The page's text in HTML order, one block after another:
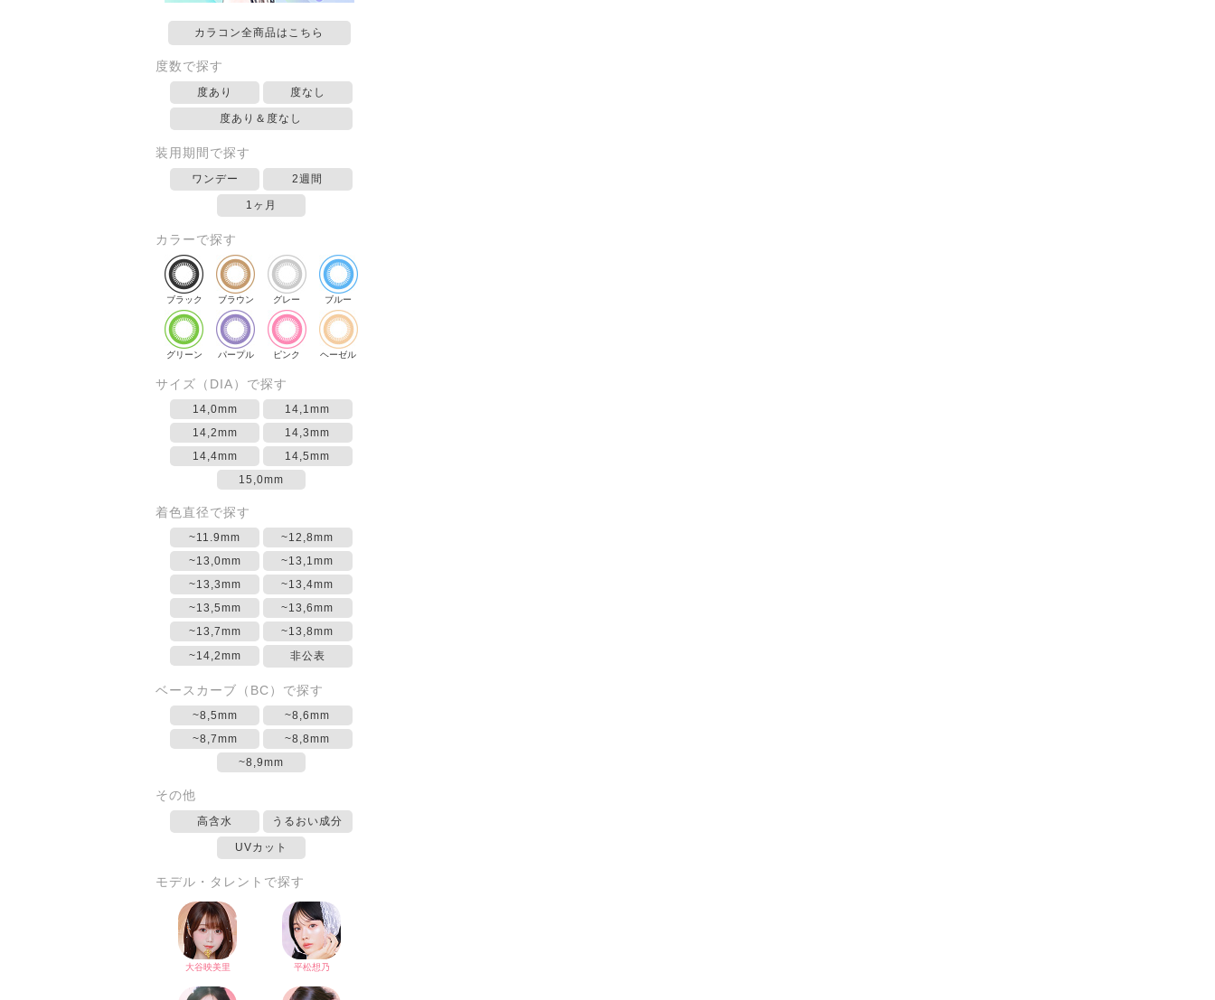
カラコン全商品はこちら
度数で探す
度あり 度なし
度あり＆度なし
装用期間で探す
ワンデー 2週間
1ヶ月
カラーで探す
ブラック ブラウン グレー ブルー
グリーン パープル ピンク ヘーゼル
サイズ（DIA）で探す
14,0mm
14,1mm
14,2mm
14,3mm
14,4mm
14,5mm
15,0mm
着色直径で探す
~11.9mm
~12,8mm
~13,0mm
~13,1mm
~13,3mm
~13,4mm
~13,5mm
~13,6mm
~13,7mm
~13,8mm
~14,2mm
非公表
ベースカーブ（BC）で探す
~8,5mm
~8,6mm
~8,7mm
~8,8mm
~8,9mm
その他
高含水 うるおい成分
UVカット
モデル・タレントで探す